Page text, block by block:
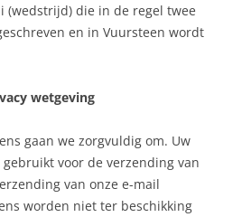
(wedstrijd) die in de regel twee
en in Vuursteen wordt
wetgeving
gaan we zorgvuldig om. Uw
voor de verzending van
van onze e-mail
worden niet ter beschikking